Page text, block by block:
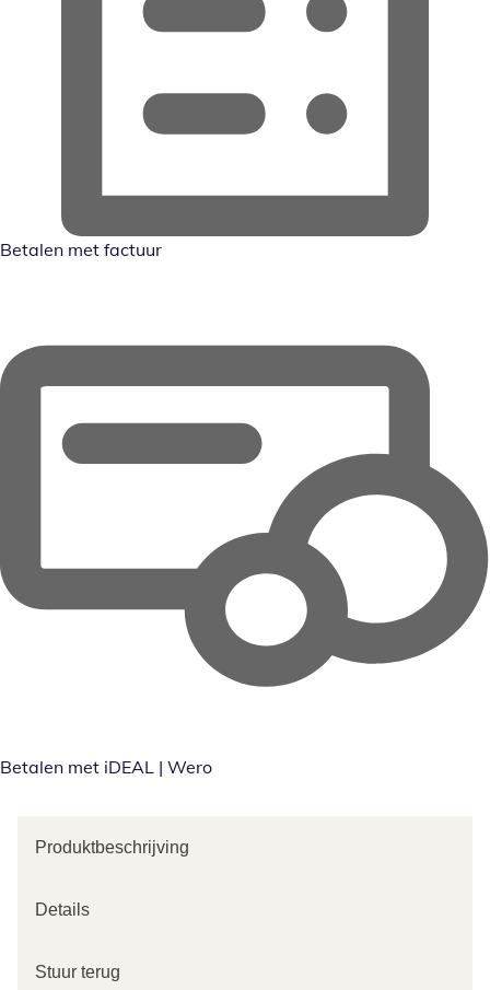
Betalen met factuur
Betalen met iDEAL | Wero
Produktbeschrijving
Details
Stuur terug